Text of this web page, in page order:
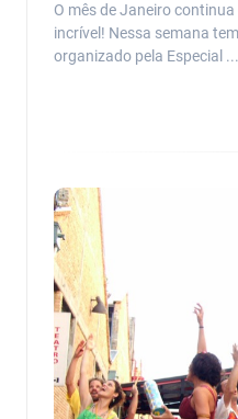
O mês de Janeiro
incrível! Nessa semana
organizado pela Especial ...